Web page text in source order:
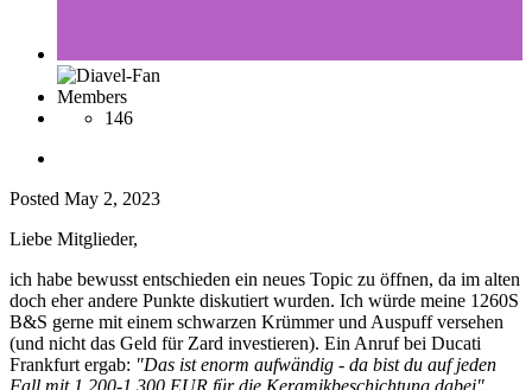
Members
146
Posted May 2, 2023
Liebe Mitglieder,
ich habe bewusst entschieden ein neues Topic zu öffnen, da im alten
doch eher andere Punkte diskutiert wurden. Ich würde meine 1260S
B&S gerne mit einem schwarzen Krümmer und Auspuff versehen
(und nicht das Geld für Zard investieren). Ein Anruf bei Ducati
Frankfurt ergab: "Das ist enorm aufwändig - da bist du auf jeden
Fall mit 1,200-1,300 EUR für die Keramikbeschichtung dabei".